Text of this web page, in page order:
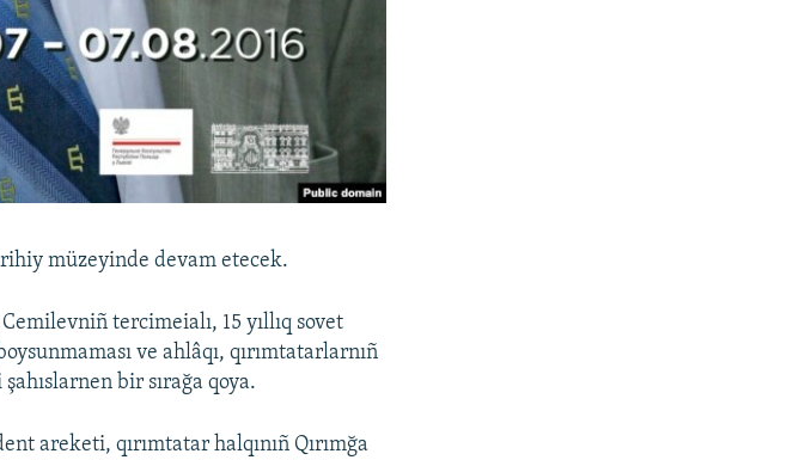
müzeyinde devam etecek.
tercimeialı, 15 yıllıq sovet
ve ahlâqı, qırımtatarlarnıñ
bir sırağa qoya.
areketi, qırımtatar halqınıñ Qırımğa